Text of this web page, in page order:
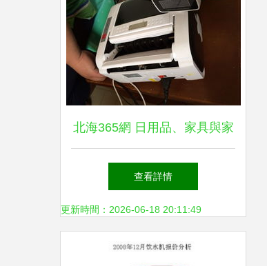
北海365網 日用品、家具與家
電選購指南，打造舒適家居生
活
查看詳情
更新時間：2026-06-18 20:11:49